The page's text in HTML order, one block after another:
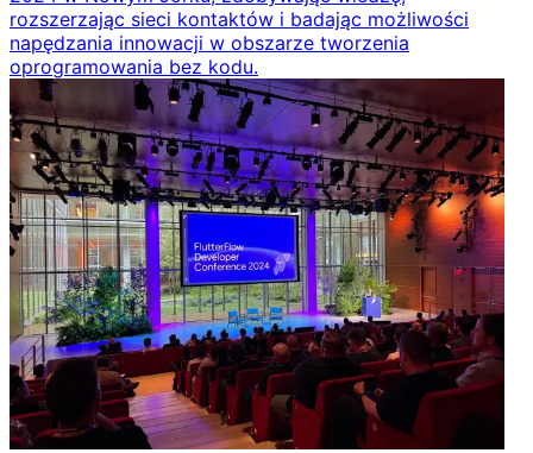
rozszerzając sieci kontaktów i badając możliwości
napędzania innowacji w obszarze tworzenia
oprogramowania bez kodu.